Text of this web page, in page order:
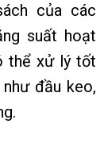
của các
suất hoạt
thể xử lý tốt
đầu keo,